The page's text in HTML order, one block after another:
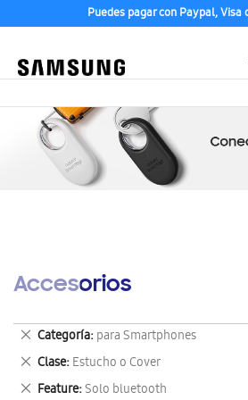
Puedes pagar con Paypal,
Accesorios
Categoría para Smartphones
Eliminar
este
artículo
Clase Estucho o Cover
Eliminar
este
Feature Solo bluetooth
Eliminar